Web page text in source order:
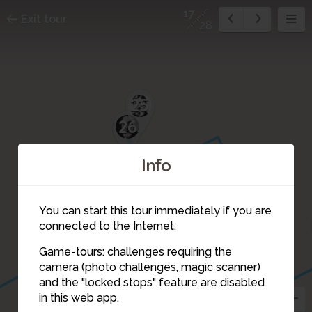
Info
You can start this tour immediately if you are
connected to the Internet.
Game-tours: challenges requiring the
camera (photo challenges, magic scanner)
and the "locked stops" feature are disabled
in this web app.
26
25
18
17
16